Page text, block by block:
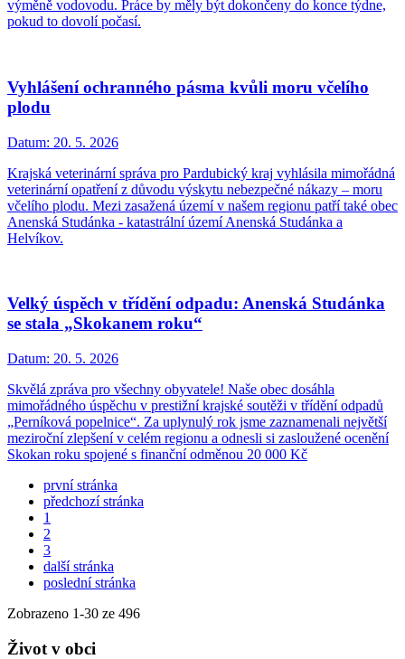
výměně vodovodu. Práce by měly být dokončeny do konce týdne,
pokud to dovolí počasí.
Vyhlášení ochranného pásma kvůli moru včelího
plodu
Datum: 20. 5. 2026
Krajská veterinární správa pro Pardubický kraj vyhlásila mimořádná
veterinární opatření z důvodu výskytu nebezpečné nákazy – moru
včelího plodu. Mezi zasažená území v našem regionu patří také obec
Anenská Studánka - katastrální území Anenská Studánka a
Helvíkov.
Velký úspěch v třídění odpadu: Anenská Studánka
se stala „Skokanem roku“
Datum: 20. 5. 2026
Skvělá zpráva pro všechny obyvatele! Naše obec dosáhla
mimořádného úspěchu v prestižní krajské soutěži v třídění odpadů
„Perníková popelnice“. Za uplynulý rok jsme zaznamenali největší
meziroční zlepšení v celém regionu a odnesli si zasloužené ocenění
Skokan roku spojené s finanční odměnou 20 000 Kč
první stránka
předchozí stránka
1
2
3
další stránka
poslední stránka
Zobrazeno 1-30 ze 496
Život v obci